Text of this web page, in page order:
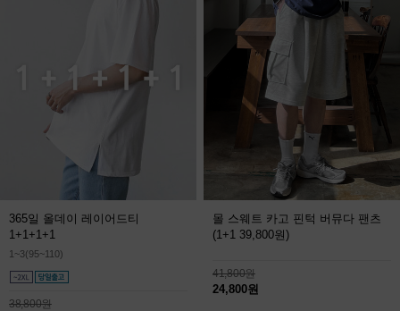
365일 올데이 레이어드티
1+1+1+1
1~3(95~110)
38,800원
몰 스웨트 카고 핀턱 버뮤다 팬츠
(1+1 39,800원)
41,800원
24,800원